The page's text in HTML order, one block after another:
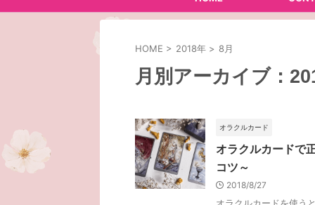
HOME > 2018年 > 8月
月別アーカイブ：
オラクルカード
オラクルカードで
コツ～
2018/8/27